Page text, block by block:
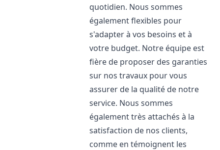
quotidien. Nous sommes
également flexibles pour
s'adapter à vos besoins et à
votre budget. Notre équipe est
fière de proposer des garanties
sur nos travaux pour vous
assurer de la qualité de notre
service. Nous sommes
également très attachés à la
satisfaction de nos clients,
comme en témoignent les